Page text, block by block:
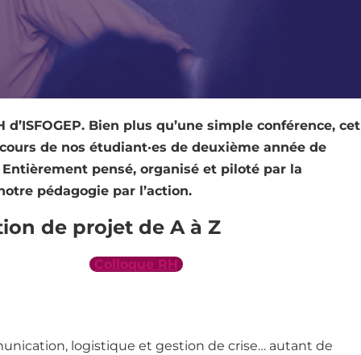
Bien plus qu’une simple conférence, cet
de nos étudiant·es de deuxième année de
Entièrement pensé, organisé et piloté par la
pédagogie par l’action.
de projet de A à Z
Colloque RH
logistique et gestion de crise… autant de